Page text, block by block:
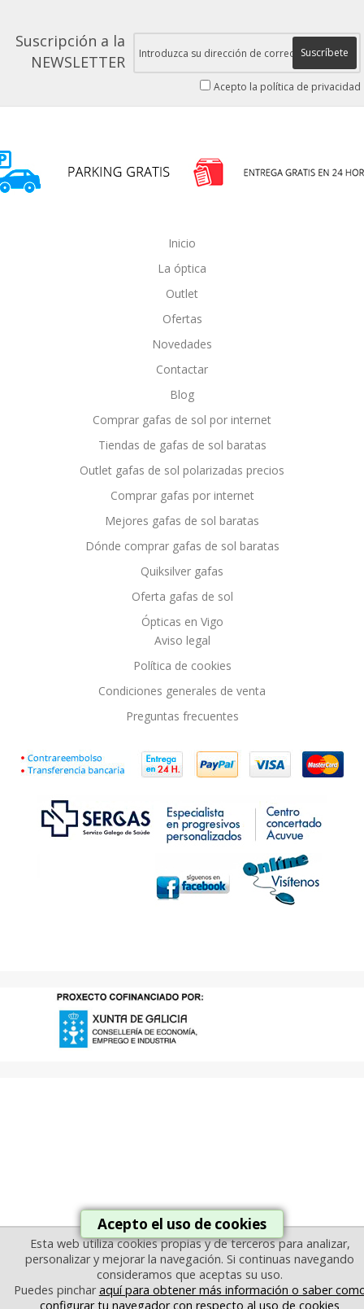
Suscripción a la
NEWSLETTER
Suscríbete
Acepto la política de privacidad
Inicio
La óptica
Outlet
Ofertas
Novedades
Contactar
Blog
Comprar gafas de sol por internet
Tiendas de gafas de sol baratas
Outlet gafas de sol polarizadas precios
Comprar gafas por internet
Mejores gafas de sol baratas
Dónde comprar gafas de sol baratas
Quiksilver gafas
Oferta gafas de sol
Ópticas en Vigo
Aviso legal
Política de cookies
Condiciones generales de venta
Preguntas frecuentes
Acepto el uso de cookies
Esta web utiliza cookies propias y de terceros para analizar,
personalizar y mejorar la navegación. Si continuas navegando
consideramos que aceptas su uso.
Puedes pincharaquí para obtener más información o saber
configurar tu navegador con respecto al uso de cookies